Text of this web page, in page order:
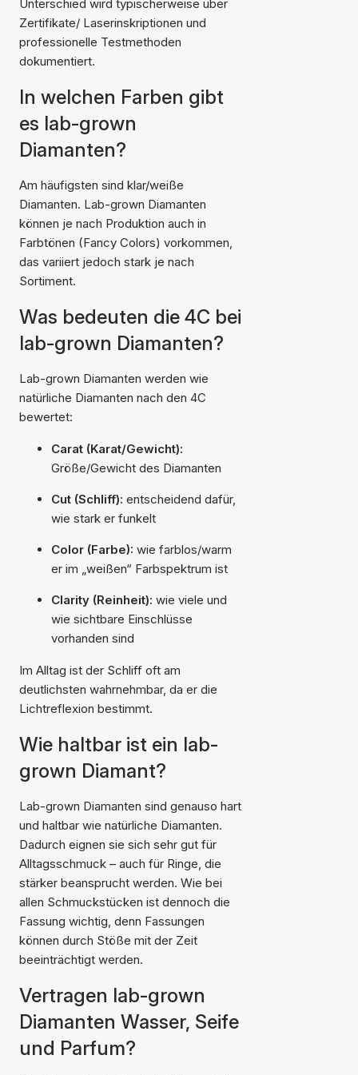
Unterschied wird typischerweise über
Zertifikate/ Laserinskriptionen und
professionelle Testmethoden
dokumentiert.
In welchen Farben gibt
es lab-grown
Diamanten?
Am häufigsten sind klar/weiße
Diamanten. Lab-grown Diamanten
können je nach Produktion auch in
Farbtönen (Fancy Colors) vorkommen,
das variiert jedoch stark je nach
Sortiment.
Was bedeuten die 4C bei
lab-grown Diamanten?
Lab-grown Diamanten werden wie
natürliche Diamanten nach den 4C
bewertet:
Carat (Karat/Gewicht):
Größe/Gewicht des Diamanten
Cut (Schliff): entscheidend dafür,
wie stark er funkelt
Color (Farbe): wie farblos/warm
er im „weißen“ Farbspektrum ist
Clarity (Reinheit): wie viele und
wie sichtbare Einschlüsse
vorhanden sind
Im Alltag ist der Schliff oft am
deutlichsten wahrnehmbar, da er die
Lichtreflexion bestimmt.
Wie haltbar ist ein lab-
grown Diamant?
Lab-grown Diamanten sind genauso hart
und haltbar wie natürliche Diamanten.
Dadurch eignen sie sich sehr gut für
Alltagsschmuck – auch für Ringe, die
stärker beansprucht werden. Wie bei
allen Schmuckstücken ist dennoch die
Fassung wichtig, denn Fassungen
können durch Stöße mit der Zeit
beeinträchtigt werden.
Vertragen lab-grown
Diamanten Wasser, Seife
und Parfum?